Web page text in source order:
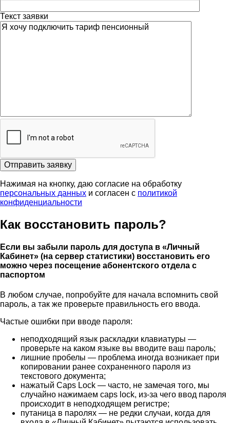
Текст заявки
Отправить заявку
Нажимая на кнопку, даю согласие на обработку
персональных данных и согласен с политикой
конфиденциальности
Как восстановить пароль?
Если вы забыли пароль для доступа в «Личный
Кабинет» (на сервер статистики) восстановить его
можно через посещение абонентского отдела с
паспортом
В любом случае, попробуйте для начала вспомнить свой
пароль, а так же проверьте правильность его ввода.
Частые ошибки при вводе пароля:
неподходящий язык раскладки клавиатуры —
проверьте на каком языке вы вводите ваш пароль;
лишние пробелы — проблема иногда возникает при
копировании ранее сохраненного пароля из
текстового документа;
нажатый Caps Lock — часто, не замечая того, мы
случайно нажимаем caps lock, из-за чего ввод пароля
происходит в неподходящем регистре;
путаница в паролях — не редки случаи, когда для